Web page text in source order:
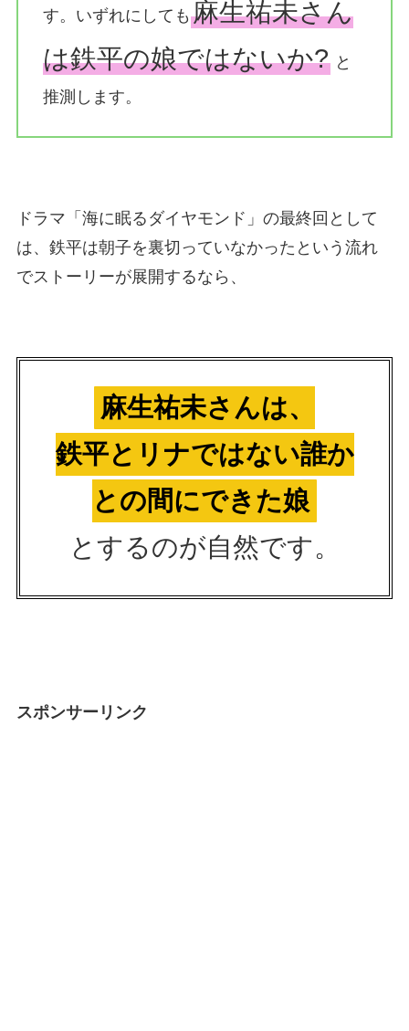
す。いずれにしても 麻生祐未さん
は鉄平の娘ではないか?と
推測します。
ドラマ「海に眠るダイヤモンド」の最終回として
は、鉄平は朝子を裏切っていなかったという流れ
でストーリーが展開するなら、
麻生祐未さんは、
鉄平とリナではない誰か
との間にできた娘
とするのが自然です。
スポンサーリンク